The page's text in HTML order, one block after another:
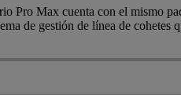
Pro Max cuenta con el mismo
de gestión de línea de